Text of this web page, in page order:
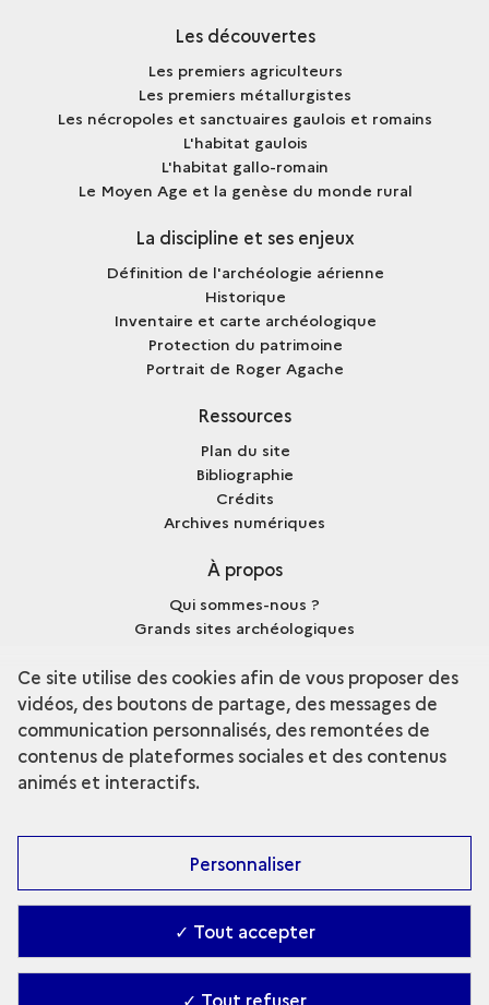
Les découvertes
Les premiers agriculteurs
Les premiers métallurgistes
Les nécropoles et sanctuaires gaulois et romains
L'habitat gaulois
L'habitat gallo-romain
Le Moyen Age et la genèse du monde rural
La discipline et ses enjeux
Définition de l'archéologie aérienne
Historique
Inventaire et carte archéologique
Protection du patrimoine
Portrait de Roger Agache
Ressources
Plan du site
Bibliographie
Crédits
Archives numériques
À propos
Qui sommes-nous ?
Grands sites archéologiques
Découvrir la collection
Accessibilité : Partiellement conforme
Ce site utilise des cookies afin de vous proposer des
vidéos, des boutons de partage, des messages de
communication personnalisés, des remontées de
contenus de plateformes sociales et des contenus
animés et interactifs.
Personnaliser
✓ Tout accepter
✓ Tout refuser